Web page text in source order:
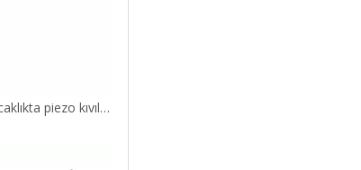
Fırın için yüksek sıcaklıkta piezo kıvılcım elektrotu